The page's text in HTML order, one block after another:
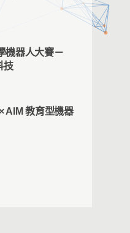
機器人大賽－
技
AIM 教育型機器